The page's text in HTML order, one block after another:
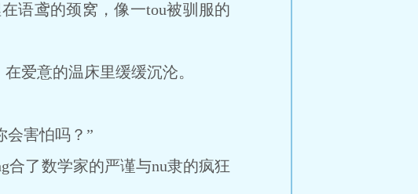
鸢的颈窝，像一tou被驯服的
爱意的温床里缓缓沉沦。
害怕吗？”
了数学家的严谨与nu隶的疯狂